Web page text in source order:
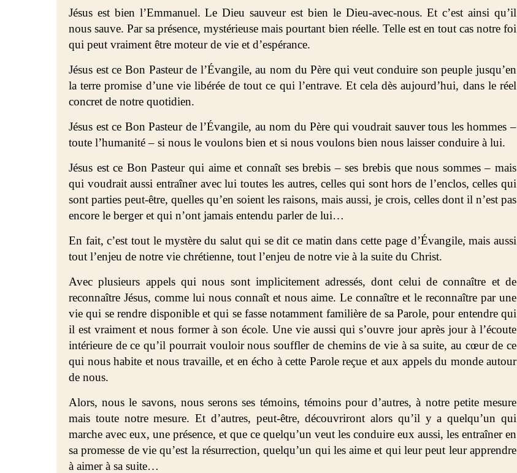
Jésus est bien l’Emmanuel. Le Dieu sauveur est bien le Dieu-avec-nous. Et c’est ainsi qu’il
nous sauve. Par sa présence, mystérieuse mais pourtant bien réelle. Telle est en tout cas notre foi
qui peut vraiment être moteur de vie et d’espérance.
Jésus est ce Bon Pasteur de l’Évangile, au nom du Père qui veut conduire son peuple jusqu’en
la terre promise d’une vie libérée de tout ce qui l’entrave. Et cela dès aujourd’hui, dans le réel
concret de notre quotidien.
Jésus est ce Bon Pasteur de l’Évangile, au nom du Père qui voudrait sauver tous les hommes –
toute l’humanité – si nous le voulons bien et si nous voulons bien nous laisser conduire à lui.
Jésus est ce Bon Pasteur qui aime et connaît ses brebis – ses brebis que nous sommes – mais
qui voudrait aussi entraîner avec lui toutes les autres, celles qui sont hors de l’enclos, celles qui
sont parties peut-être, quelles qu’en soient les raisons, mais aussi, je crois, celles dont il n’est pas
encore le berger et qui n’ont jamais entendu parler de lui…
En fait, c’est tout le mystère du salut qui se dit ce matin dans cette page d’Évangile, mais aussi
tout l’enjeu de notre vie chrétienne, tout l’enjeu de notre vie à la suite du Christ.
Avec plusieurs appels qui nous sont implicitement adressés, dont celui de connaître et de
reconnaître Jésus, comme lui nous connaît et nous aime. Le connaître et le reconnaître par une
vie qui se rendre disponible et qui se fasse notamment familière de sa Parole, pour entendre qui
il est vraiment et nous former à son école. Une vie aussi qui s’ouvre jour après jour à l’écoute
intérieure de ce qu’il pourrait vouloir nous souffler de chemins de vie à sa suite, au cœur de ce
qui nous habite et nous travaille, et en écho à cette Parole reçue et aux appels du monde autour
de nous.
Alors, nous le savons, nous serons ses témoins, témoins pour d’autres, à notre petite mesure
mais toute notre mesure. Et d’autres, peut-être, découvriront alors qu’il y a quelqu’un qui
marche avec eux, une présence, et que ce quelqu’un veut les conduire eux aussi, les entraîner en
sa promesse de vie qu’est la résurrection, quelqu’un qui les aime et qui leur peut leur apprendre
à aimer à sa suite…